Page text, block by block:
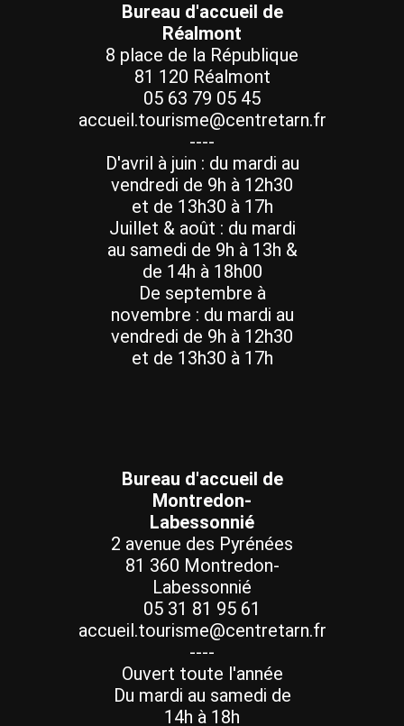
Bureau d'accueil de
Réalmont
8 place de la République
81 120 Réalmont
05 63 79 05 45
accueil.tourisme@centretarn.fr
----
D'avril à juin : du mardi au
vendredi de 9h à 12h30
et de 13h30 à 17h
Juillet & août : du mardi
au samedi de 9h à 13h &
de 14h à 18h00
De septembre à
novembre : du mardi au
vendredi de 9h à 12h30
et de 13h30 à 17h
Bureau d'accueil de
Montredon-
Labessonnié
2 avenue des Pyrénées
81 360 Montredon-
Labessonnié
05 31 81 95 61
accueil.tourisme@centretarn.fr
----
Ouvert toute l'année
Du mardi au samedi de
14h à 18h